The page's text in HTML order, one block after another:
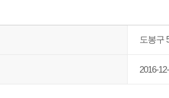
도봉구
2016-